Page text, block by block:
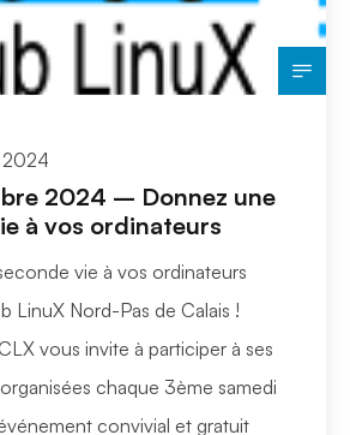
2024
2024 – Donnez une
à vos ordinateurs
vie à vos ordinateurs
LinuX Nord-Pas de Calais !
vous invite à participer à ses
chaque 3ème samedi
convivial et gratuit